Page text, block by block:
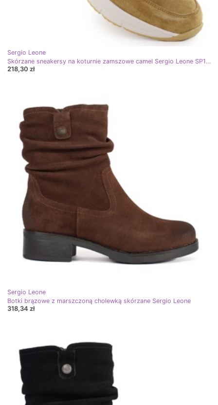
Sergio Leone
Skórzane sneakersy na koturnie zamszowe camel Sergio Leone SP104 beżowy
218,30 zł
Sergio Leone
Botki brązowe z marszczoną cholewką skórzane Sergio Leone
318,34 zł